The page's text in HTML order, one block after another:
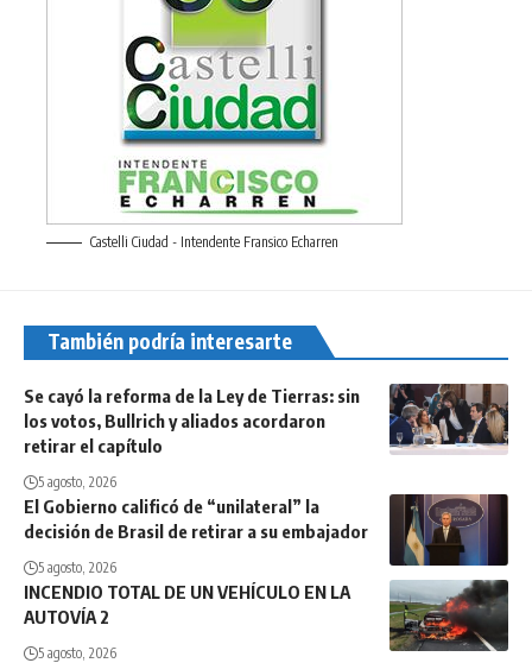
Castelli Ciudad - Intendente Fransico Echarren
También podría interesarte
Se cayó la reforma de la Ley de Tierras: sin
los votos, Bullrich y aliados acordaron
retirar el capítulo
5 agosto, 2026
El Gobierno calificó de “unilateral” la
decisión de Brasil de retirar a su embajador
5 agosto, 2026
INCENDIO TOTAL DE UN VEHÍCULO EN LA
AUTOVÍA 2
5 agosto, 2026